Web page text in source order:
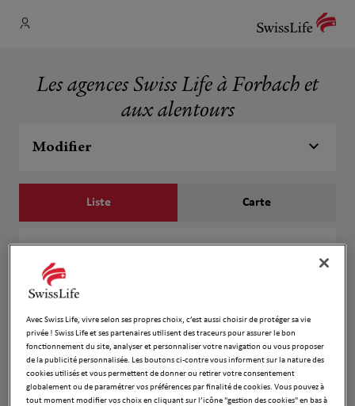
Les agences Swiss Life à Forbach et
aux alentours
Modifier
Liste Carte
1
7.55 km
Numéro
Voir plus
Avec Swiss Life, vivre selon ses propres choix, c’est aussi choisir de protéger sa vie
privée ! Swiss Life et ses partenaires utilisent des traceurs pour assurer le bon
fonctionnement du site, analyser et personnaliser votre navigation ou vous proposer
de la publicité personnalisée. Les boutons ci-contre vous informent sur la nature des
cookies utilisés et vous permettent de donner ou retirer votre consentement
globalement ou de paramétrer vos préférences par finalité de cookies. Vous pouvez à
tout moment modifier vos choix en cliquant sur l’icône "gestion des cookies" en bas à